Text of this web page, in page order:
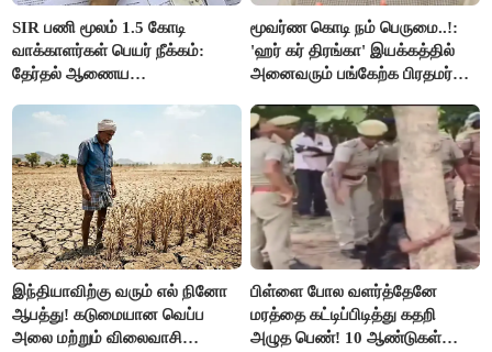
SIR பணி மூலம் 1.5 கோடி
வாக்காளர்கள் பெயர் நீக்கம்:
தேர்தல் ஆணைய
மூவர்ண கொடி நம் பெருமை..!:
'ஹர் கர் திரங்கா' இயக்கத்தில்
அனைவரும் பங்கேற்க பிரதமர்
இந்தியாவிற்கு வரும் எல் நினோ
ஆபத்து! கடுமையான வெப்ப
அலை மற்றும் விலைவாசி
பிள்ளை போல வளர்த்தேனே
மரத்தை கட்டிப்பிடித்து கதறி
அழுத பெண்! 10 ஆண்டுகள்